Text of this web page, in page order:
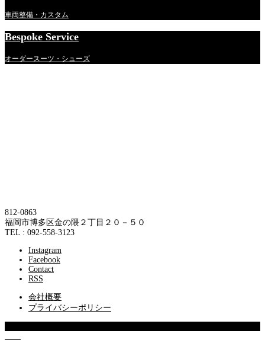
車両整備・カスタム
Bespoke Service
オーダースーツ・シューズ
812-0863
福岡市博多区金の隈２丁目２０－５０
TEL : 092-558-3123
Instagram
Facebook
Contact
RSS
会社概要
プライバシーポリシー